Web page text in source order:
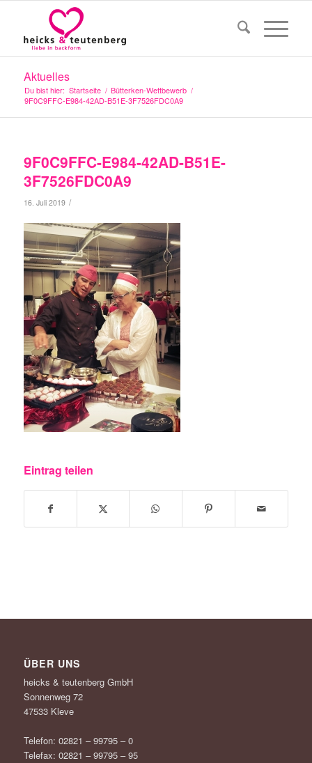
Aktuelles
Du bist hier: Startseite / Bütterken-Wettbewerb /
9F0C9FFC-E984-42AD-B51E-3F7526FDC0A9
9F0C9FFC-E984-42AD-B51E-
3F7526FDC0A9
16. Juli 2019 /
Eintrag teilen
ÜBER UNS
heicks & teutenberg GmbH
Sonnenweg 72
47533 Kleve
Telefon: 02821 – 99795 – 0
Telefax: 02821 – 99795 – 95